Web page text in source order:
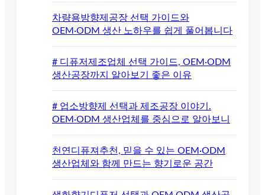
차량용방향제공장 선택 가이드와
OEM·ODM 생산 노하우를 쉽게 풀어봅니다
# 디퓨저제조업체 선택 가이드, OEM·ODM
생산공장까지 알아보기 좋은 이유
# 업소방향제 선택과 제조공장 이야기.
OEM·ODM 생산업체를 중심으로 알아보니
천연디퓨져추천, 믿을 수 있는 OEM·ODM
생산업체와 함께 만드는 향기로운 공간